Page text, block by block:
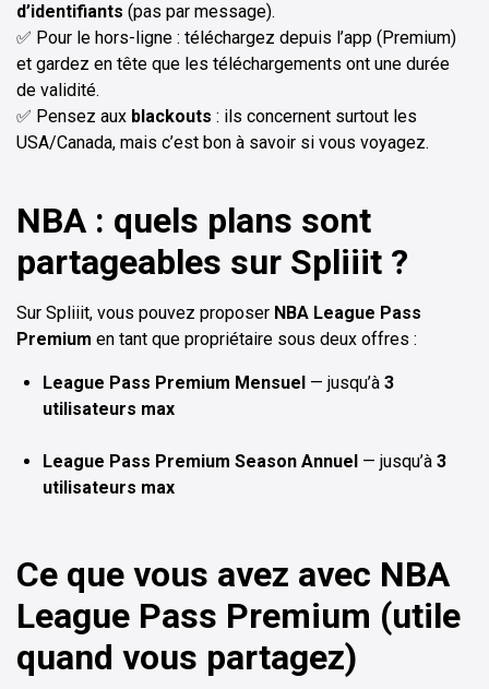
d’identifiants (pas par message).
✅ Pour le hors-ligne : téléchargez depuis l’app (Premium)
et gardez en tête que les téléchargements ont une durée
de validité.
✅ Pensez aux blackouts : ils concernent surtout les
USA/Canada, mais c’est bon à savoir si vous voyagez.
NBA : quels plans sont
partageables sur Spliiit ?
Sur Spliiit, vous pouvez proposer NBA League Pass
Premium en tant que propriétaire sous deux offres :
League Pass Premium Mensuel — jusqu’à 3
utilisateurs max
League Pass Premium Season Annuel — jusqu’à 3
utilisateurs max
Ce que vous avez avec NBA
League Pass Premium (utile
quand vous partagez)